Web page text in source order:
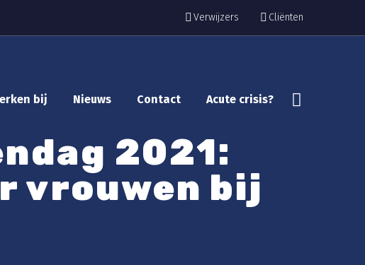
Verwijzers Cliënten
bij Nieuws Contact Acute crisis?
2021:
vrouwen bij